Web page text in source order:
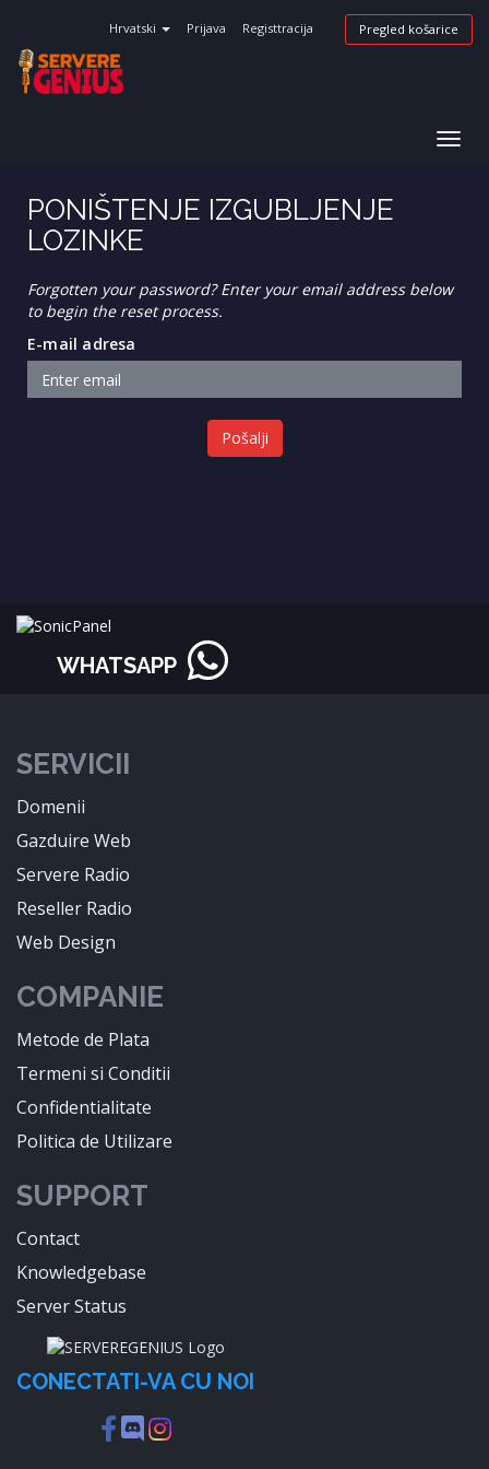
Hrvatski Prijava Registtracija Pregled košarice
PONIŠTENJE IZGUBLJENJE
LOZINKE
Forgotten your password? Enter your email address below
to begin the reset process.
E-mail adresa
Pošalji
WHATSAPP
SERVICII
Domenii
Gazduire Web
Servere Radio
Reseller Radio
Web Design
COMPANIE
Metode de Plata
Termeni si Conditii
Confidentialitate
Politica de Utilizare
SUPPORT
Contact
Knowledgebase
Server Status
CONECTATI-VA CU NOI